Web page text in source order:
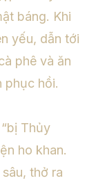
báng. Khi
yếu, dẫn tới
phê và ăn
phục hồi.
Thủy
ho khan.
thở ra